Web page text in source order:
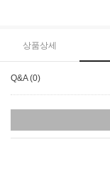
상품상세
Q&A (0)